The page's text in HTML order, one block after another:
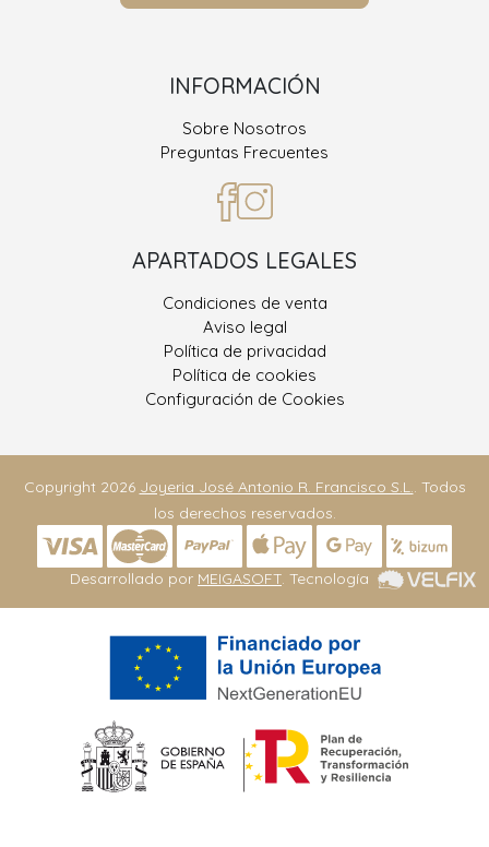
INFORMACIÓN
Sobre Nosotros
Preguntas Frecuentes
APARTADOS LEGALES
Condiciones de venta
Aviso legal
Política de privacidad
Política de cookies
Configuración de Cookies
Copyright 2026 Joyeria José Antonio R. Francisco S.L.. Todos
los derechos reservados.
Desarrollado por MEIGASOFT . Tecnología